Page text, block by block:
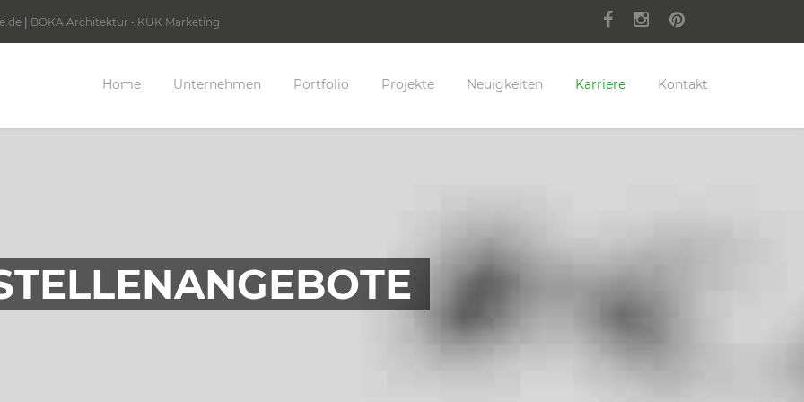
BOKA Architektur • KUK Marketing
Home Unternehmen Portfolio Projekte Neuigkeiten Karriere Kontakt